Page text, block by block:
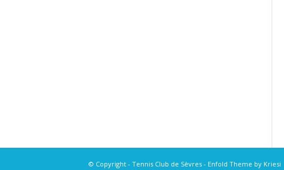
© Copyright - Tennis Club de Sèvres - Enfold Theme by Kriesi